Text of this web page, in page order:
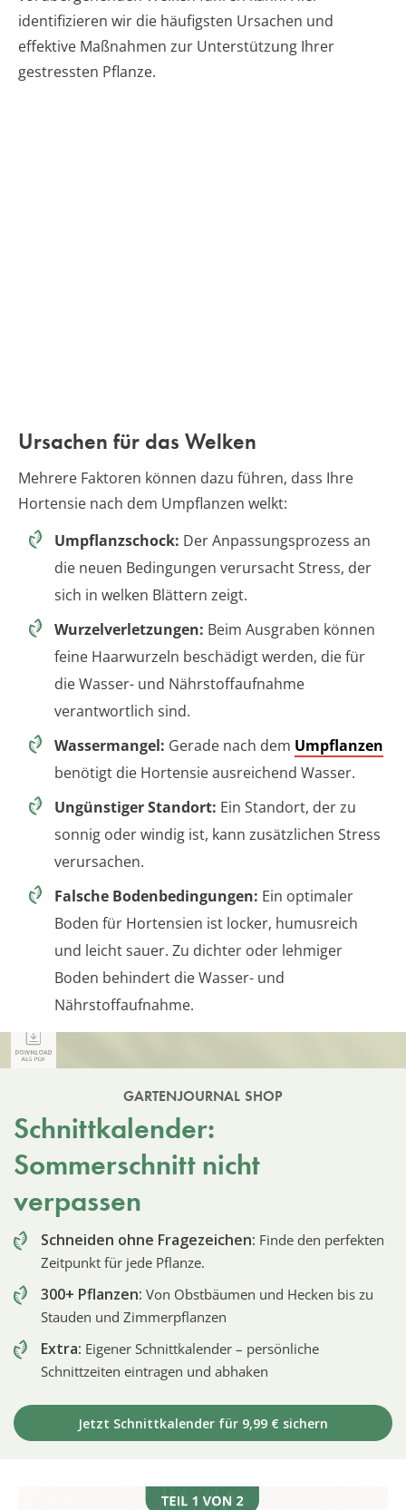
identifizieren wir die häufigsten Ursachen und
effektive Maßnahmen zur Unterstützung Ihrer
gestressten Pflanze.
Ursachen für das Welken
Mehrere Faktoren können dazu führen, dass Ihre
Hortensie nach dem Umpflanzen welkt:
Umpflanzschock: Der Anpassungsprozess an
die neuen Bedingungen verursacht Stress, der
sich in welken Blättern zeigt.
Wurzelverletzungen: Beim Ausgraben können
feine Haarwurzeln beschädigt werden, die für
die Wasser- und Nährstoffaufnahme
verantwortlich sind.
Wassermangel: Gerade nach dem Umpflanzen
benötigt die Hortensie ausreichend Wasser.
Ungünstiger Standort: Ein Standort, der zu
sonnig oder windig ist, kann zusätzlichen Stress
verursachen.
Falsche Bodenbedingungen: Ein optimaler
Boden für Hortensien ist locker, humusreich
und leicht sauer. Zu dichter oder lehmiger
Boden behindert die Wasser- und
Nährstoffaufnahme.
GARTENJOURNAL SHOP
Schnittkalender:
Sommerschnitt nicht
verpassen
Schneiden ohne Fragezeichen: Finde den perfekten
Zeitpunkt für jede Pflanze.
300+ Pflanzen: Von Obstbäumen und Hecken bis zu
Stauden und Zimmerpflanzen
Extra: Eigener Schnittkalender – persönliche
Schnittzeiten eintragen und abhaken
Jetzt Schnittkalender für 9,99 € sichern